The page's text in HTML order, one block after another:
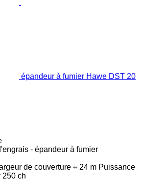
épandeur à fumier Hawe DST 20
- épandeur à fumier
de couverture 24 m Puissance
250 ch